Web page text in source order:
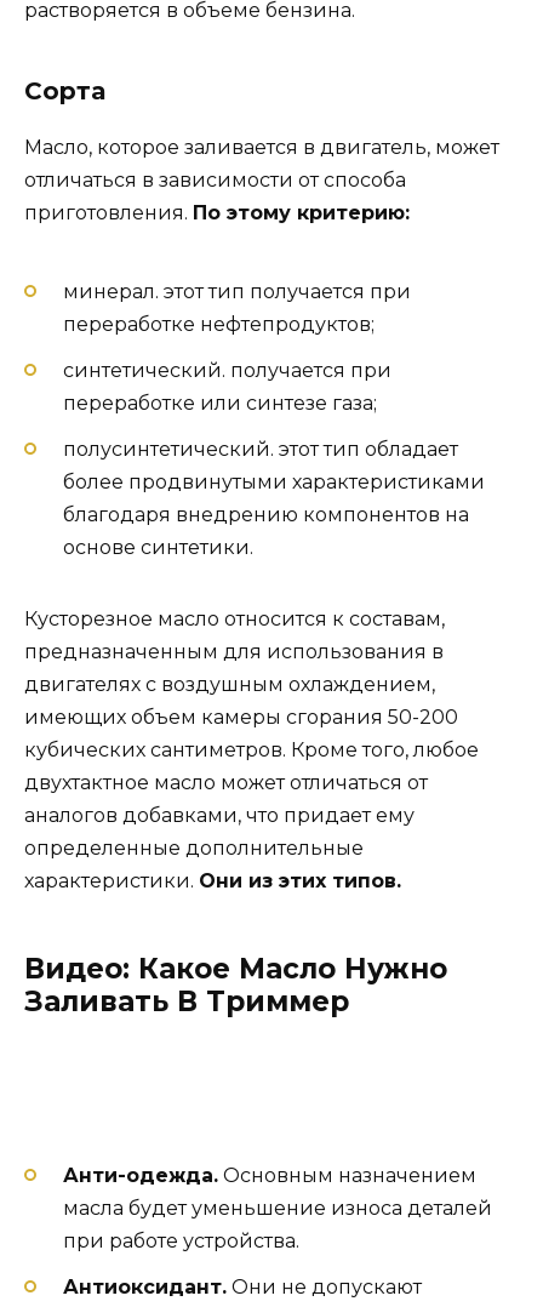
растворяется в объеме бензина.
Сорта
Масло, которое заливается в двигатель, может
отличаться в зависимости от способа
приготовления. По этому критерию:
минерал. этот тип получается при
переработке нефтепродуктов;
синтетический. получается при
переработке или синтезе газа;
полусинтетический. этот тип обладает
более продвинутыми характеристиками
благодаря внедрению компонентов на
основе синтетики.
Кусторезное масло относится к составам,
предназначенным для использования в
двигателях с воздушным охлаждением,
имеющих объем камеры сгорания 50-200
кубических сантиметров. Кроме того, любое
двухтактное масло может отличаться от
аналогов добавками, что придает ему
определенные дополнительные
характеристики. Они из этих типов.
Видео: Какое Масло Нужно
Заливать В Триммер
Анти-одежда. Основным назначением
масла будет уменьшение износа деталей
при работе устройства.
Антиоксидант. Они не допускают